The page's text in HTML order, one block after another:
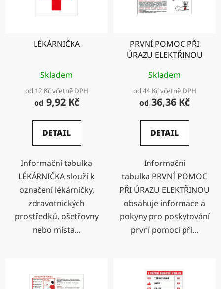
LÉKÁRNIČKA
Skladem
od 12 Kč včetně DPH
od 9,92 Kč
DETAIL
Informační tabulka
LÉKÁRNIČKA slouží k
označení lékárničky,
zdravotnických
prostředků, ošetřovny
nebo místa...
PRVNÍ POMOC PŘI
ÚRAZU ELEKTŘINOU
Skladem
od 44 Kč včetně DPH
od 36,36 Kč
DETAIL
Informační
tabulka PRVNÍ POMOC
PŘI ÚRAZU ELEKTŘINOU
obsahuje informace a
pokyny pro poskytování
první pomoci při...